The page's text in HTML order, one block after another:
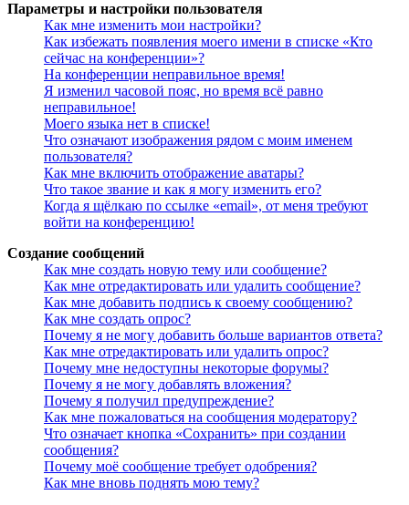
Параметры и настройки пользователя
Как мне изменить мои настройки?
Как избежать появления моего имени в списке «Кто
сейчас на конференции»?
На конференции неправильное время!
Я изменил часовой пояс, но время всё равно
неправильное!
Моего языка нет в списке!
Что означают изображения рядом с моим именем
пользователя?
Как мне включить отображение аватары?
Что такое звание и как я могу изменить его?
Когда я щёлкаю по ссылке «email», от меня требуют
войти на конференцию!
Создание сообщений
Как мне создать новую тему или сообщение?
Как мне отредактировать или удалить сообщение?
Как мне добавить подпись к своему сообщению?
Как мне создать опрос?
Почему я не могу добавить больше вариантов ответа?
Как мне отредактировать или удалить опрос?
Почему мне недоступны некоторые форумы?
Почему я не могу добавлять вложения?
Почему я получил предупреждение?
Как мне пожаловаться на сообщения модератору?
Что означает кнопка «Сохранить» при создании
сообщения?
Почему моё сообщение требует одобрения?
Как мне вновь поднять мою тему?